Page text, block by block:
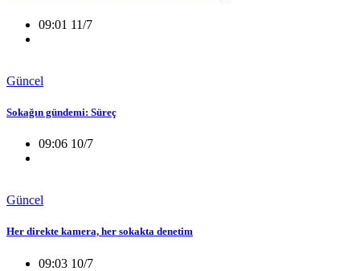
09:01 11/7
Güncel
Sokağın gündemi: Süreç
09:06 10/7
Güncel
Her direkte kamera, her sokakta denetim
09:03 10/7